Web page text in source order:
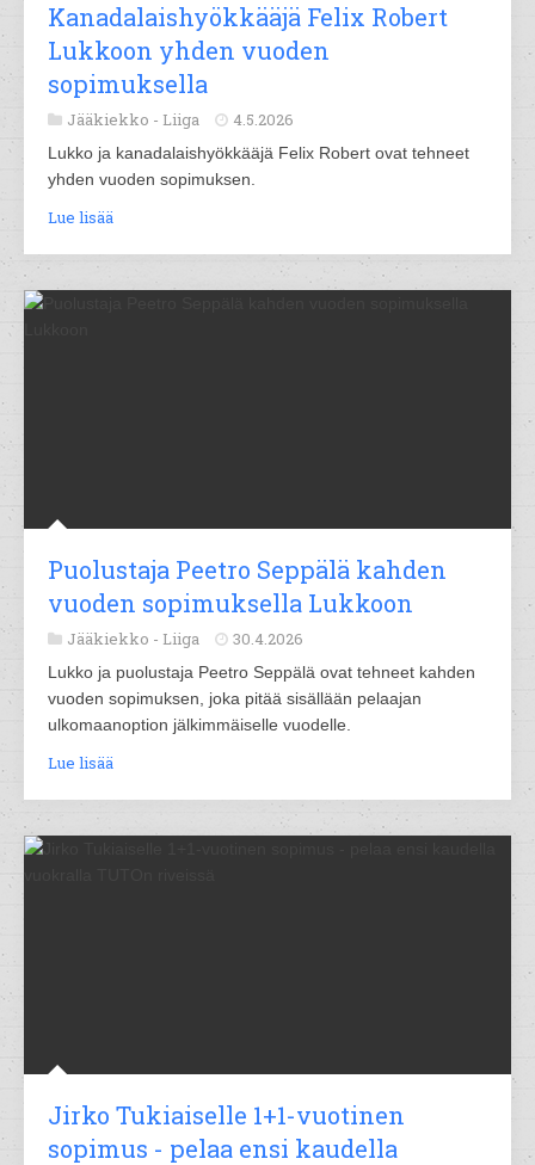
Kanadalaishyökkääjä Felix Robert
Lukkoon yhden vuoden
sopimuksella
Jääkiekko - Liiga 4.5.2026
Lukko ja kanadalaishyökkääjä Felix Robert ovat tehneet
yhden vuoden sopimuksen.
Lue lisää
Puolustaja Peetro Seppälä kahden
vuoden sopimuksella Lukkoon
Jääkiekko - Liiga 30.4.2026
Lukko ja puolustaja Peetro Seppälä ovat tehneet kahden
vuoden sopimuksen, joka pitää sisällään pelaajan
ulkomaanoption jälkimmäiselle vuodelle.
Lue lisää
Jirko Tukiaiselle 1+1-vuotinen
sopimus - pelaa ensi kaudella